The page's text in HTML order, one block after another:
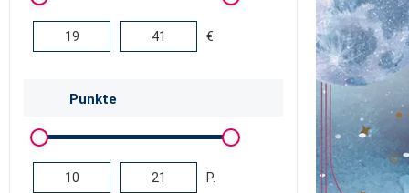
€
Punkte
P.